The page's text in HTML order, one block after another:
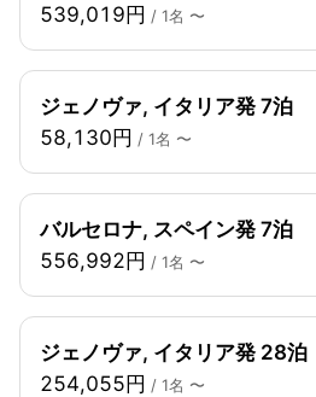
539,019円 / 1名 〜
ジェノヴァ, イタリア発 7泊
58,130円 / 1名 〜
バルセロナ, スペイン発 7泊
556,992円 / 1名 〜
ジェノヴァ, イタリア発 28泊
254,055円 / 1名 〜